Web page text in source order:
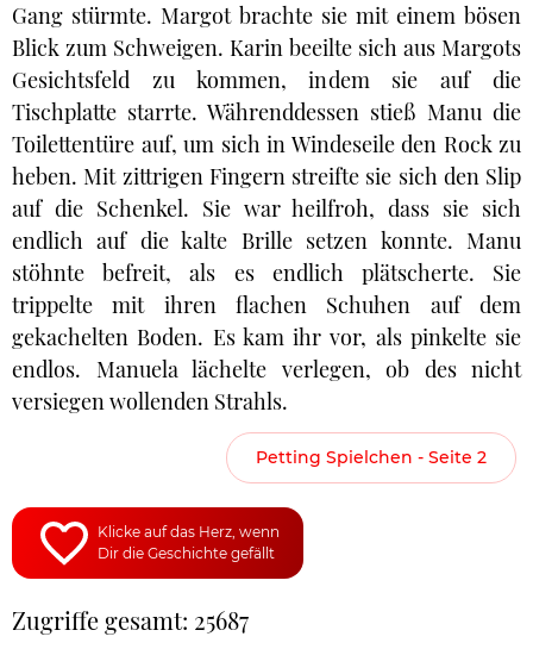
Gang stürmte. Margot brachte sie mit einem bösen
Blick zum Schweigen. Karin beeilte sich aus Margots
Gesichtsfeld zu kommen, indem sie auf die
Tischplatte starrte. Währenddessen stieß Manu die
Toilettentüre auf, um sich in Windeseile den Rock zu
heben. Mit zittrigen Fingern streifte sie sich den Slip
auf die Schenkel. Sie war heilfroh, dass sie sich
endlich auf die kalte Brille setzen konnte. Manu
stöhnte befreit, als es endlich plätscherte. Sie
trippelte mit ihren flachen Schuhen auf dem
gekachelten Boden. Es kam ihr vor, als pinkelte sie
endlos. Manuela lächelte verlegen, ob des nicht
versiegen wollenden Strahls.
Petting Spielchen - Seite 2
Klicke auf das Herz, wenn
Dir die Geschichte gefällt
Zugriffe gesamt: 25687